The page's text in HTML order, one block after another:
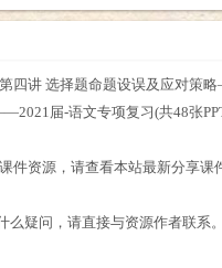
四讲 选择题命题设误及应对策
届-语文专项复习(共48张
资源，请查看本站最新分享课
疑问，请直接与资源作者联系。